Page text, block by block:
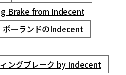
Brake from Indecent
ポーランドのIndecent
ングブレーク by Indecent